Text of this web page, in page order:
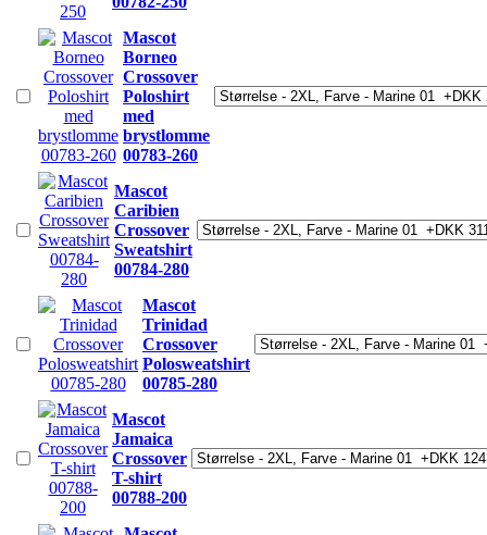
Mascot
Borneo
Crossover
Poloshirt
med
brystlomme
00783-260
Mascot
Caribien
Crossover
Sweatshirt
00784-280
Mascot
Trinidad
Crossover
Polosweatshirt
00785-280
Mascot
Jamaica
Crossover
T-shirt
00788-200